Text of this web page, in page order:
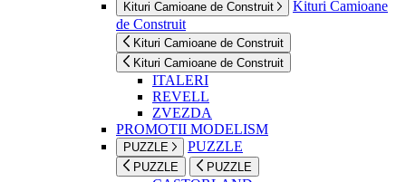
Kituri Camioane de Construit
Kituri Camioane
de Construit
Kituri Camioane de Construit
Kituri Camioane de Construit
ITALERI
REVELL
ZVEZDA
PROMOTII MODELISM
PUZZLE PUZZLE
PUZZLE PUZZLE